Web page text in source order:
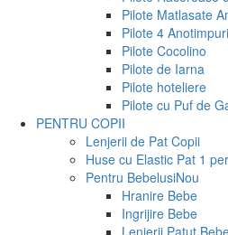
Pilote Matlasate
Pilote 4 Anotimpuri
Pilote Cocolino
Pilote de Iarna
Pilote hoteliere
Pilote cu Puf de
PENTRU COPII
Lenjerii de Pat Copii
Huse cu Elastic Pat 1
Pentru BebelusiNou
Hranire Bebe
Ingrijire Bebe
Lenjerii Patut